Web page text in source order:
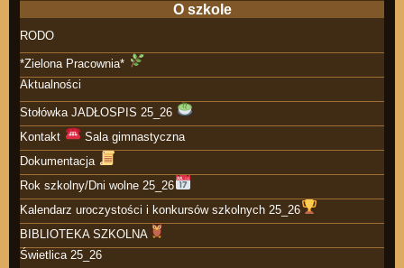
O szkole
RODO
*Zielona Pracownia*
Aktualności
Stołówka JADŁOSPIS 25_26
Kontakt
Sala gimnastyczna
Dokumentacja
Rok szkolny/Dni wolne 25_26
Kalendarz uroczystości i konkursów szkolnych 25_26
BIBLIOTEKA SZKOLNA
Świetlica 25_26